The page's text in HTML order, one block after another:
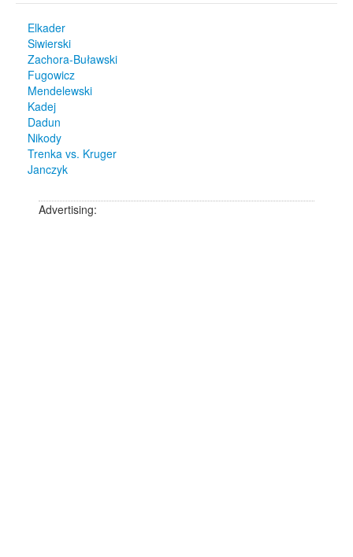
Elkader
Siwierski
Zachora-Buławski
Fugowicz
Mendelewski
Kadej
Dadun
Nikody
Trenka vs. Kruger
Janczyk
Advertising: